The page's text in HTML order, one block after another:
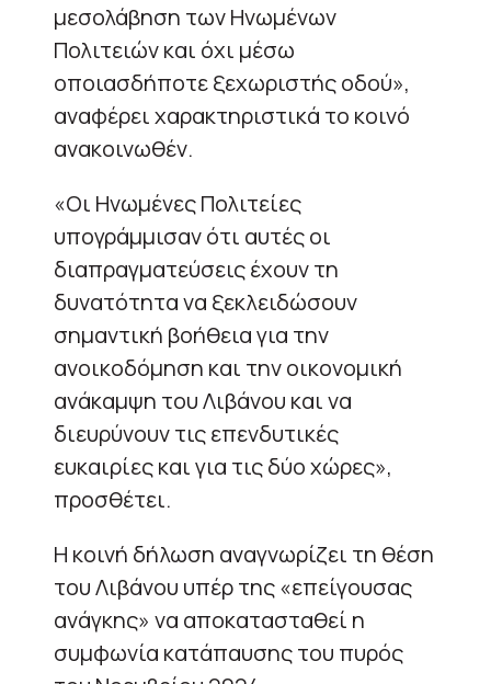
μεσολάβηση των Ηνωμένων
Πολιτειών και όχι μέσω
οποιασδήποτε ξεχωριστής οδού»,
αναφέρει χαρακτηριστικά το κοινό
ανακοινωθέν.
«Οι Ηνωμένες Πολιτείες
υπογράμμισαν ότι αυτές οι
διαπραγματεύσεις έχουν τη
δυνατότητα να ξεκλειδώσουν
σημαντική βοήθεια για την
ανοικοδόμηση και την οικονομική
ανάκαμψη του Λιβάνου και να
διευρύνουν τις επενδυτικές
ευκαιρίες και για τις δύο χώρες»,
προσθέτει.
Η κοινή δήλωση αναγνωρίζει τη θέση
του Λιβάνου υπέρ της «επείγουσας
ανάγκης» να αποκατασταθεί η
συμφωνία κατάπαυσης του πυρός